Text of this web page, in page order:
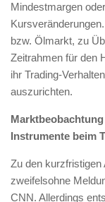
Mindestmargen
bzw. Ölmarkt, zu
Zeitrahmen für den
ihr Trading-
auszurichten.
Instrumente beim
Zu den kurzfristigen
zweifelsohne
CNN. Allerdings